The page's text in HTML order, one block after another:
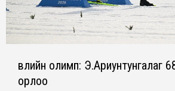
Өвлийн олимп: Э.Ариунтунгалаг
орлоо